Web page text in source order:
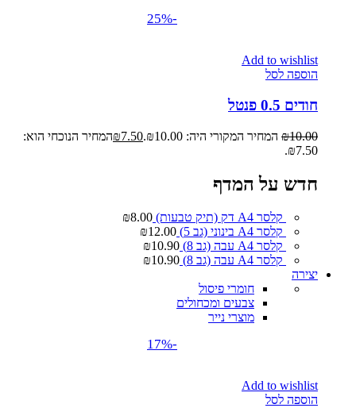
-25%
Add to wishlist
הוספה לסל
חודים 0.5 פנטל
₪10.00 המחיר המקורי היה: ₪10.00. ₪7.50
המחיר הנוכחי הוא:
₪7.50.
חדש על המדף
קלסר A4 דק (תיק טבעות) ₪8.00
קלסר A4 בינוני (גב 5)
₪12.00
קלסר A4 עבה (גב 8)
₪10.90
קלסר A4 עבה (גב 8)
₪10.90
יצירה
חומרי פיסול
צבעים ומכחולים
מוצרי נייר
-17%
Add to wishlist
הוספה לסל